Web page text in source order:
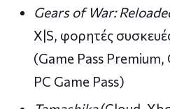
Gears of War:
X|S, φορητές
(Game Pass
PC Game Pass)